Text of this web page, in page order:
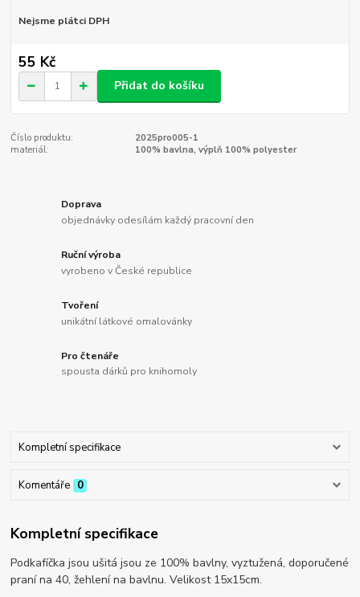
Nejsme plátci DPH
55 Kč
Přidat do košíku
Číslo produktu:
2025pro005-1
materiál:
100% bavlna, výplň 100% polyester
Doprava
objednávky odesílám každý pracovní den
Ruční výroba
vyrobeno v České republice
Tvoření
unikátní látkové omalovánky
Pro čtenáře
spousta dárků pro knihomoly
Kompletní specifikace
Komentáře 0
Kompletní specifikace
Podkafíčka jsou ušitá jsou ze 100% bavlny, vyztužená, doporučené
praní na 40, žehlení na bavlnu. Velikost 15x15cm.